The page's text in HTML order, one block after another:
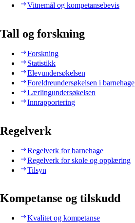
Vitnemål og kompetansebevis
Tall og forskning
Forskning
Statistikk
Elevundersøkelsen
Foreldreundersøkelsen i barnehage
Lærlingundersøkelsen
Innrapportering
Regelverk
Regelverk for barnehage
Regelverk for skole og opplæring
Tilsyn
Kompetanse og tilskudd
Kvalitet og kompetanse